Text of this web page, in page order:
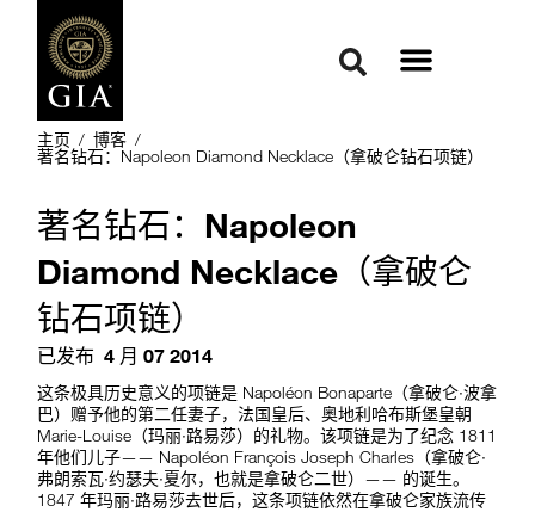
主页 / 博客 /
著名钻石：Napoleon Diamond Necklace（拿破仑钻石项链）
著名钻石：Napoleon
Diamond Necklace（拿破仑
钻石项链）
已发布 4 月 07 2014
这条极具历史意义的项链是 Napoléon Bonaparte（拿破仑·波拿
巴）赠予他的第二任妻子，法国皇后、奥地利哈布斯堡皇朝
Marie-Louise（玛丽·路易莎）的礼物。该项链是为了纪念 1811
年他们儿子—— Napoléon François Joseph Charles（拿破仑·
弗朗索瓦·约瑟夫·夏尔，也就是拿破仑二世）—— 的诞生。
1847 年玛丽·路易莎去世后，这条项链依然在拿破仑家族流传